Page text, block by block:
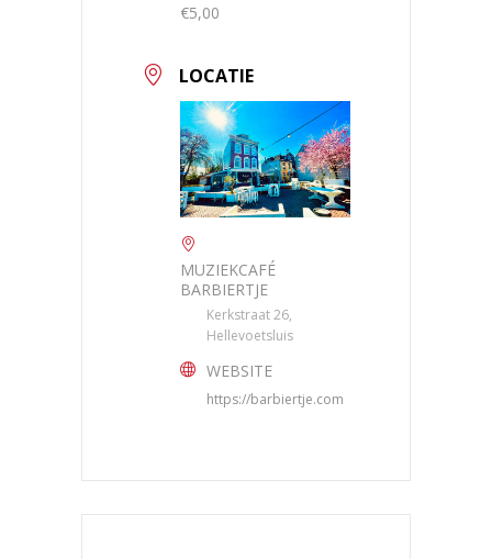
€5,00
LOCATIE
MUZIEKCAFÉ
BARBIERTJE
Kerkstraat 26,
Hellevoetsluis
WEBSITE
https://barbiertje.com